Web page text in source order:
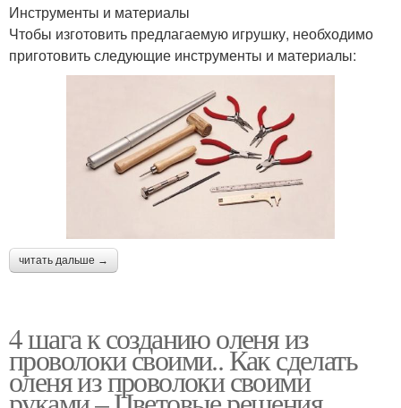
Инструменты и материалы
Чтобы изготовить предлагаемую игрушку, необходимо
приготовить следующие инструменты и материалы:
читать дальше →
4 шага к созданию оленя из
проволоки своими.. Как сделать
оленя из проволоки своими